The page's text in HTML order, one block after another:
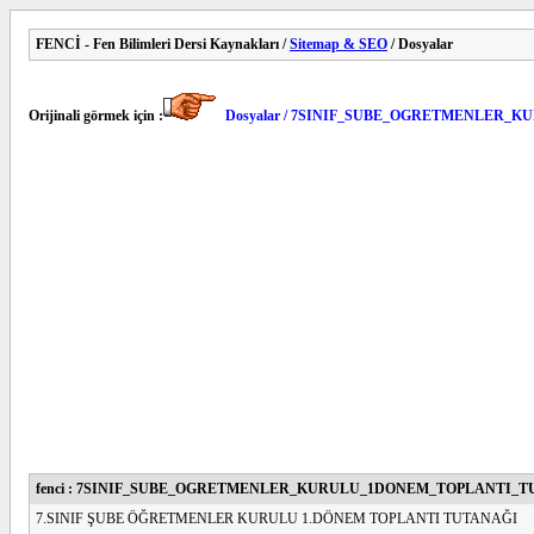
FENCİ - Fen Bilimleri Dersi Kaynakları /Sitemap & SEO / Dosyalar
Orijinali görmek için : Dosyalar /
fenci :
7.SINIF ŞUBE ÖĞRETMENLER KURULU 1.DÖNEM TOPLANTI TUTANAĞI